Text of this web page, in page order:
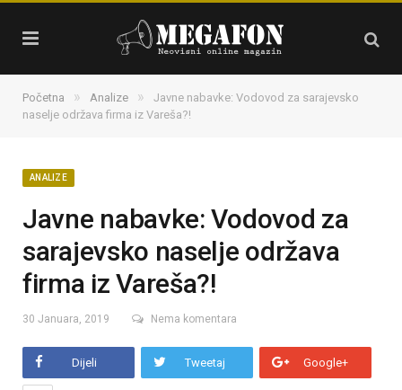
Početna » Analize »
Javne nabavke: Vodovod za sarajevsko
naselje održava firma iz Vareša?!
ANALIZE
Javne nabavke: Vodovod za
sarajevsko naselje održava
firma iz Vareša?!
30 Januara, 2019 Nema komentara
Dijeli Tweetaj Google+